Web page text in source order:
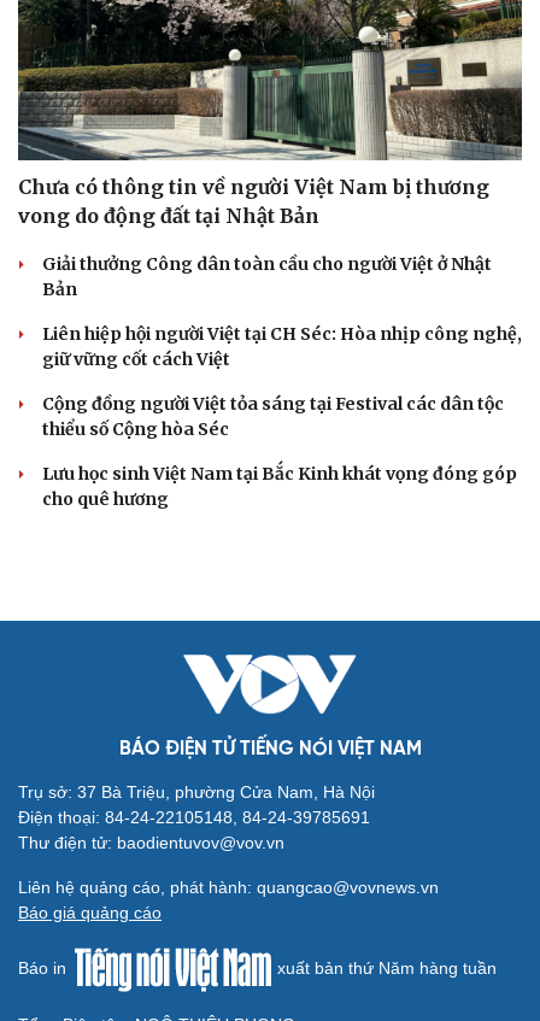
Di sản
Tư vấn
Podcast
Chưa có thông tin về người Việt Nam bị thương
vong do động đất tại Nhật Bản
Giải thưởng Công dân toàn cầu cho người Việt ở Nhật
Bản
Liên hiệp hội người Việt tại CH Séc: Hòa nhịp công nghệ,
giữ vững cốt cách Việt
Cộng đồng người Việt tỏa sáng tại Festival các dân tộc
thiểu số Cộng hòa Séc
Lưu học sinh Việt Nam tại Bắc Kinh khát vọng đóng góp
cho quê hương
BÁO ĐIỆN TỬ TIẾNG NÓI VIỆT NAM
Trụ sở: 37 Bà Triệu, phường Cửa Nam, Hà Nội
Điện thoại: 84-24-22105148, 84-24-39785691
Thư điện tử: baodientuvov@vov.vn
Liên hệ quảng cáo, phát hành: quangcao@vovnews.vn
Báo giá quảng cáo
Báo in xuất bản thứ Năm hàng tuần